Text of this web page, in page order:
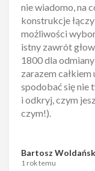
nie wiadomo, na
konstrukcje
możliwości
istny zawrót
1800 dla
zarazem
spodobać się nie
i odkryj, czym
czym!).
Bartosz
1 rok temu